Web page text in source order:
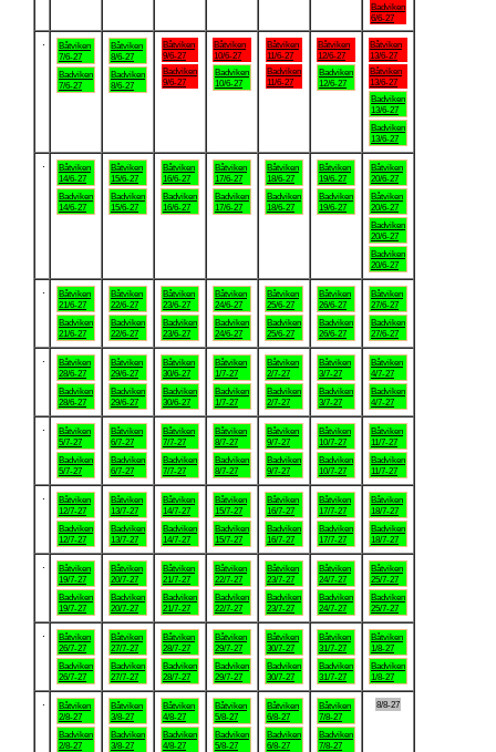
Badviken
6/6-27
Båtviken
7/6-27
Badviken
7/6-27
Båtviken
8/6-27
Badviken
8/6-27
Båtviken
9/6-27
Badviken
9/6-27
Båtviken
10/6-27
Badviken
10/6-27
Båtviken
11/6-27
Badviken
11/6-27
Båtviken
12/6-27
Badviken
12/6-27
Båtviken
13/6-27
Båtviken
13/6-27
Badviken
13/6-27
Badviken
13/6-27
Båtviken
14/6-27
Badviken
14/6-27
Båtviken
15/6-27
Badviken
15/6-27
Båtviken
16/6-27
Badviken
16/6-27
Båtviken
17/6-27
Badviken
17/6-27
Båtviken
18/6-27
Badviken
18/6-27
Båtviken
19/6-27
Badviken
19/6-27
Båtviken
20/6-27
Båtviken
20/6-27
Badviken
20/6-27
Badviken
20/6-27
Båtviken
21/6-27
Badviken
21/6-27
Båtviken
22/6-27
Badviken
22/6-27
Båtviken
23/6-27
Badviken
23/6-27
Båtviken
24/6-27
Badviken
24/6-27
Båtviken
25/6-27
Badviken
25/6-27
Båtviken
26/6-27
Badviken
26/6-27
Båtviken
27/6-27
Badviken
27/6-27
Båtviken
28/6-27
Badviken
28/6-27
Båtviken
29/6-27
Badviken
29/6-27
Båtviken
30/6-27
Badviken
30/6-27
Båtviken
1/7-27
Badviken
1/7-27
Båtviken
2/7-27
Badviken
2/7-27
Båtviken
3/7-27
Badviken
3/7-27
Båtviken
4/7-27
Badviken
4/7-27
Båtviken
5/7-27
Badviken
5/7-27
Båtviken
6/7-27
Badviken
6/7-27
Båtviken
7/7-27
Badviken
7/7-27
Båtviken
8/7-27
Badviken
8/7-27
Båtviken
9/7-27
Badviken
9/7-27
Båtviken
10/7-27
Badviken
10/7-27
Båtviken
11/7-27
Badviken
11/7-27
Båtviken
12/7-27
Badviken
12/7-27
Båtviken
13/7-27
Badviken
13/7-27
Båtviken
14/7-27
Badviken
14/7-27
Båtviken
15/7-27
Badviken
15/7-27
Båtviken
16/7-27
Badviken
16/7-27
Båtviken
17/7-27
Badviken
17/7-27
Båtviken
18/7-27
Badviken
18/7-27
Båtviken
19/7-27
Badviken
19/7-27
Båtviken
20/7-27
Badviken
20/7-27
Båtviken
21/7-27
Badviken
21/7-27
Båtviken
22/7-27
Badviken
22/7-27
Båtviken
23/7-27
Badviken
23/7-27
Båtviken
24/7-27
Badviken
24/7-27
Båtviken
25/7-27
Badviken
25/7-27
Båtviken
26/7-27
Badviken
26/7-27
Båtviken
27/7-27
Badviken
27/7-27
Båtviken
28/7-27
Badviken
28/7-27
Båtviken
29/7-27
Badviken
29/7-27
Båtviken
30/7-27
Badviken
30/7-27
Båtviken
31/7-27
Badviken
31/7-27
Båtviken
1/8-27
Badviken
1/8-27
Båtviken
2/8-27
Badviken
2/8-27
Båtviken
3/8-27
Badviken
3/8-27
Båtviken
4/8-27
Badviken
4/8-27
Båtviken
5/8-27
Badviken
5/8-27
Båtviken
6/8-27
Badviken
6/8-27
Båtviken
7/8-27
Badviken
7/8-27
8/8-27